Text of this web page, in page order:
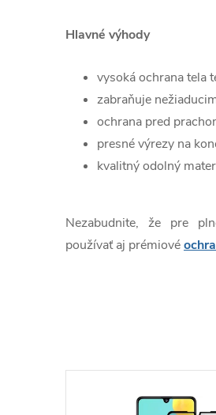
Hlavné výhody
vysoká ochrana tela
zabraňuje
ochrana pred
presné výrezy na
kvalitný odolný
Nezabudnite, že pre
používať aj prémiové